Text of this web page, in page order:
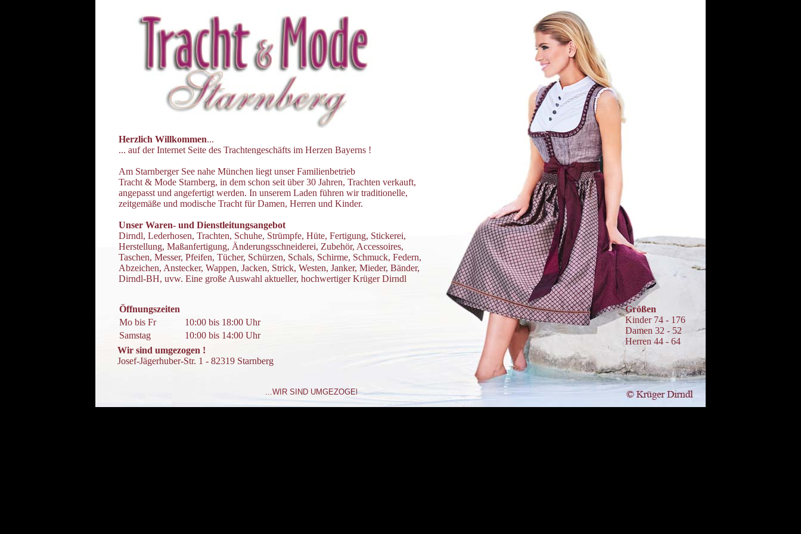
Herzlich Willkommen...
... auf der Internet Seite des Trachtengeschäfts im Herzen Bayerns !
Am Starnberger See nahe München liegt unser Familienbetrieb
Tracht & Mode Starnberg, in dem schon seit über 30 Jahren, Trachten verkauft,
angepasst und angefertigt werden. In unserem Laden führen wir traditionelle,
zeitgemäße und modische Tracht für Damen, Herren und Kinder.
Unser Waren- und Dienstleitungsangebot
Dirndl, Lederhosen, Trachten, Schuhe, Strümpfe, Hüte, Fertigung, Stickerei,
Herstellung, Maßanfertigung, Änderungsschneiderei, Zubehör, Accessoires,
Taschen, Messer, Pfeifen, Tücher, Schürzen, Schals, Schirme, Schmuck, Federn,
Abzeichen, Anstecker, Wappen, Jacken, Strick, Westen, Janker, Mieder, Bänder,
Dirndl-BH, uvw. Eine große Auswahl aktueller, hochwertiger Krüger Dirndl
Öffnungszeiten
Mo bis Fr
10:00 bis 18:00 Uhr
Samstag
10:00 bis 14:00 Uhr
Wir sind umgezogen !
Josef-Jägerhuber-Str. 1 - 82319 Starnberg
Größen
Kinder 74 - 176
Damen 32 - 52
Herren 44 - 64
...WIR SIND UMGEZOGEN !...Tracht und Mode Starnberg · Josef-Jägerhuber-Str. 1 · 82319 Starnberg · Telefon +49 8151 65 36 36...Impressum...Unsere